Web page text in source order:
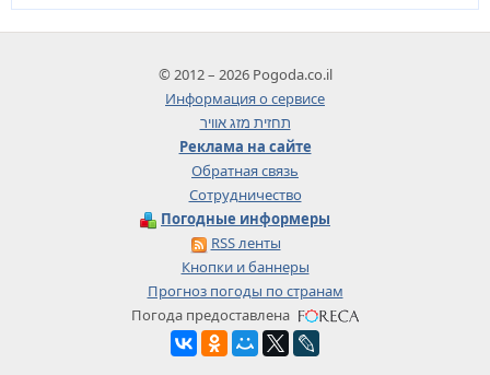
© 2012 – 2026 Pogoda.co.il
Информация о сервисе
תחזית מזג אוויר
Реклама на сайте
Обратная связь
Сотрудничество
Погодные информеры
RSS ленты
Кнопки и баннеры
Прогноз погоды по странам
Погода предоставлена